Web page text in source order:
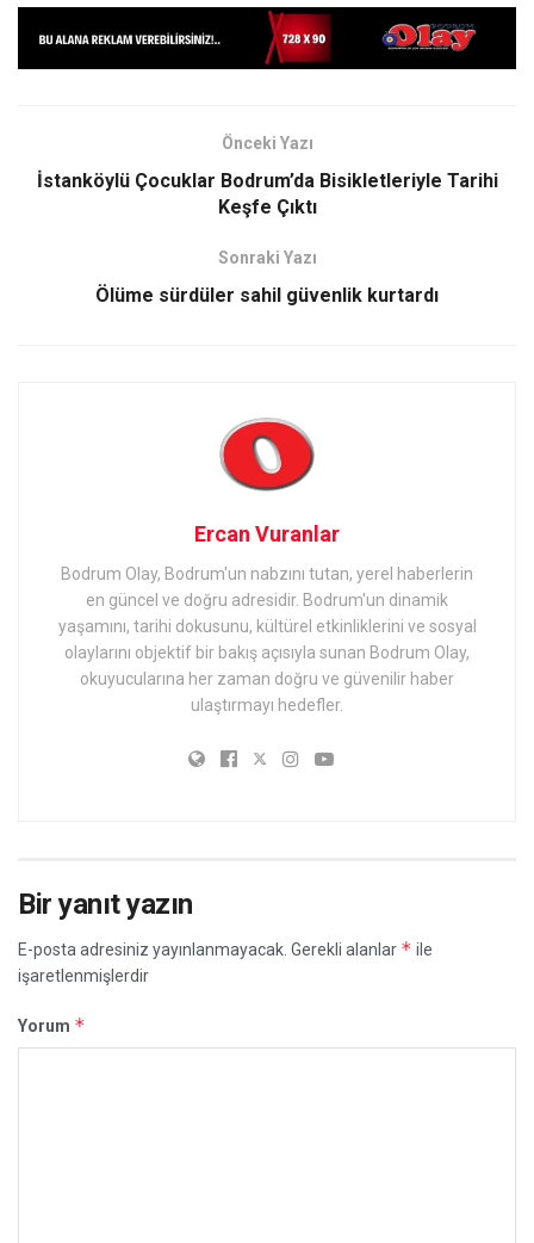
Önceki Yazı
İstanköylü Çocuklar Bodrum’da Bisikletleriyle Tarihi
Keşfe Çıktı
Sonraki Yazı
Ölüme sürdüler sahil güvenlik kurtardı
Ercan Vuranlar
Bodrum Olay, Bodrum'un nabzını tutan, yerel haberlerin
en güncel ve doğru adresidir. Bodrum'un dinamik
yaşamını, tarihi dokusunu, kültürel etkinliklerini ve sosyal
olaylarını objektif bir bakış açısıyla sunan Bodrum Olay,
okuyucularına her zaman doğru ve güvenilir haber
ulaştırmayı hedefler.
Bir yanıt yazın
E-posta adresiniz yayınlanmayacak. Gerekli alanlar * ile
işaretlenmişlerdir
Yorum *